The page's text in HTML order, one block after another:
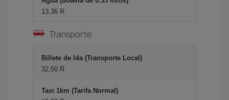
13,36 R
Transporte
Billete de Ida (Transporte Local)
32,50 R
Taxi 1km (Tarifa Normal)